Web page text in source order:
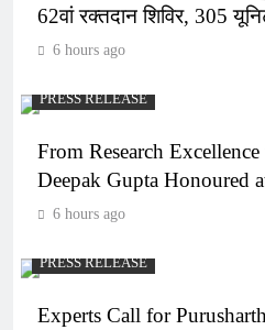
62वां रक्तदान शिविर, 305
6 hours ago
PRESS RELEASE
From Research
Deepak Gupta Honoured
6 hours ago
PRESS RELEASE
Experts Call for